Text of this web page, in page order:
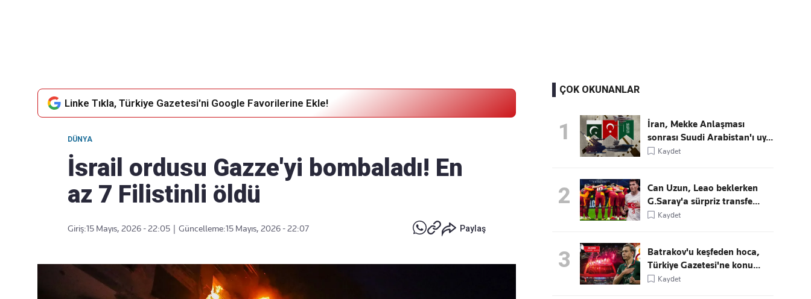
Linke Tıkla, Türkiye Gazetesi'ni Google Favorilerine Ekle!
DÜNYA
İsrail ordusu Gazze'yi bombaladı! En
az 7 Filistinli öldü
Giriş:15 Mayıs, 2026 - 22:05 Güncelleme:15 Mayıs, 2026 - 22:07 Paylaş
ÇOK OKUNANLAR
1
İran, Mekke Anlaşması
sonrası Suudi Arabistan'ı uy...
Kaydet
2
Can Uzun, Leao beklerken
G.Saray'a sürpriz transfe...
Kaydet
3
Batrakov'u keşfeden hoca,
Türkiye Gazetesi'ne konu...
Kaydet